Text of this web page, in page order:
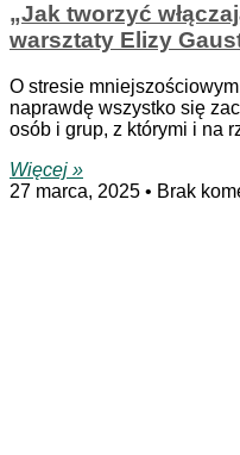
„Jak tworzyć
warsztaty Elizy
O stresie
naprawdę wszystko się
osób i grup, z którymi i na
Więcej »
27 marca, 2025
Brak